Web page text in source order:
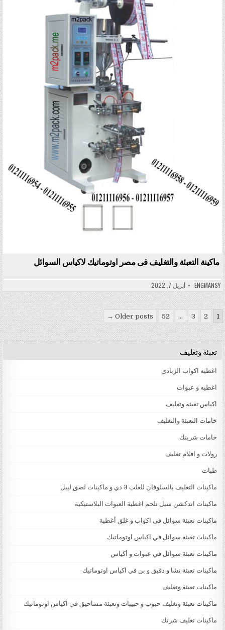
ماكينة التعبئة والتغليف فى مصر اوتوماتيك لاكياس السوائل
ENGMANSY أبريل 7, 2022
تعدد صفحات المقالات
1
2
3
…
52
Older posts →
تعبئة وتغليف
اغطيه اكواب الزبادى
اغطيه و عبوات
اكياس تعبئة وتغليف
خامات التعبئة والتغليف
خامات شرينك
رولات و افلام تغليف
طبات
ماكينات التغليف بالسلوفان للعلب 3 دي و ماكينات لصق ليبل
ماكينات اندكشن سيل تلحم اغطية العبوات البلاستيكية
ماكينات تعبئة سوائل فى اكواب و غلق أغطية
ماكينات تعبئة سوائل في اكياس اوتوماتيك
ماكينات تعبئة سوائل في عبوات و أكياس
ماكينات تعبئة نشا و دقيق و بن في اكياس اوتوماتيك
ماكينات تعبئة وتغليف
ماكينات تعبئة وتغليف حبوب و حبيبات وتعبئة مساحيق في اكياس اوتوماتيك
ماكينات تغليف شرنك